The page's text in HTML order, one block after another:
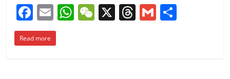
F
a
c
E
m
ai
W W X T G
Read more